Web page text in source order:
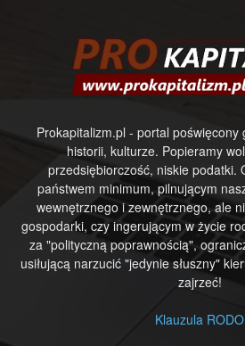
Prokapitalizm.pl - portal poświęcony
historii, kulturze. Popieramy
przedsiębiorczość, niskie podatki.
państwem minimum, pilnującym
wewnętrznego i zewnętrznego, ale
gospodarki, czy ingerującym w życie
za "polityczną poprawnością",
usiłującą narzucić "jedynie słuszny"
zajrzeć!
Klauzula RODO